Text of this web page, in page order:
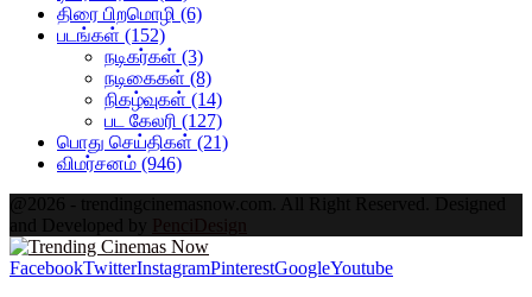
திரை பிறமொழி (6)
படங்கள் (152)
நடிகர்கள் (3)
நடிகைகள் (8)
நிகழ்வுகள் (14)
பட கேலரி (127)
பொது செய்திகள் (21)
விமர்சனம் (946)
@2026 - trendingcinemasnow.com. All Right Reserved. Designed
and Developed by PenciDesign
FacebookTwitterInstagramPinterestGoogleYoutube